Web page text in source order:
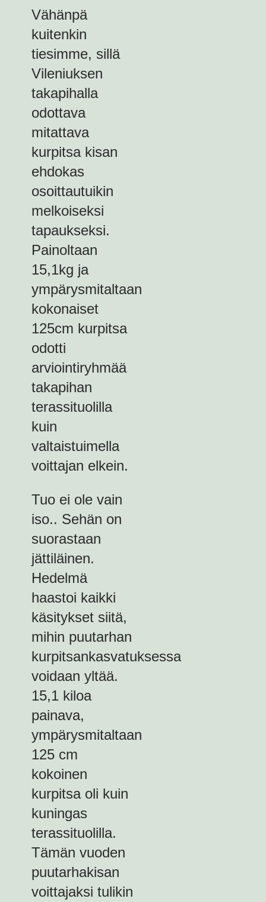
Vähänpä
kuitenkin
tiesimme, sillä
Vileniuksen
takapihalla
odottava
mitattava
kurpitsa kisan
ehdokas
osoittautuikin
melkoiseksi
tapaukseksi.
Painoltaan
15,1kg ja
ympärysmitaltaan
kokonaiset
125cm kurpitsa
odotti
arviointiryhmää
takapihan
terassituolilla
kuin
valtaistuimella
voittajan elkein.
Tuo ei ole vain
iso.. Sehän on
suorastaan
jättiläinen.
Hedelmä
haastoi kaikki
käsitykset siitä,
mihin puutarhan
kurpitsankasvatuksessa
voidaan yltää.
15,1 kiloa
painava,
ympärysmitaltaan
125 cm
kokoinen
kurpitsa oli kuin
kuningas
terassituolilla.
Tämän vuoden
puutarhakisan
voittajaksi tulikin